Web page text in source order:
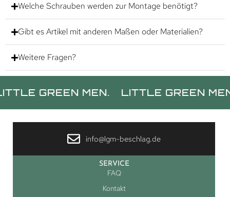
Welche Schrauben werden zur Montage benötigt?
Gibt es Artikel mit anderen Maßen oder Materialien?
Weitere Fragen?
MEN. LITTLE GREEN MEN.
info@lgm-beschlag.de
SERVICE
FAQ
Kontakt